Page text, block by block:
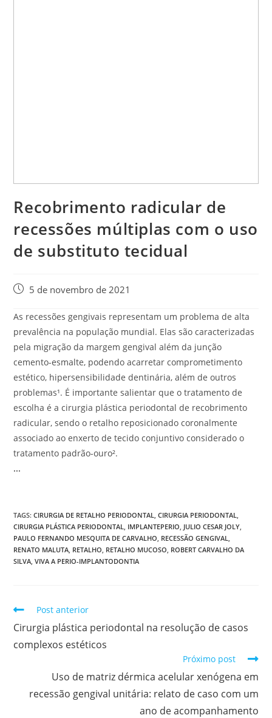
Recobrimento radicular de
recessões múltiplas com o uso
de substituto tecidual
5 de novembro de 2021
As recessões gengivais representam um problema de alta
prevalência na população mundial. Elas são caracterizadas
pela migração da margem gengival além da junção
cemento-esmalte, podendo acarretar comprometimento
estético, hipersensibilidade dentinária, além de outros
problemas¹. É importante salientar que o tratamento de
escolha é a cirurgia plástica periodontal de recobrimento
radicular, sendo o retalho reposicionado coronalmente
associado ao enxerto de tecido conjuntivo considerado o
tratamento padrão-ouro².
...
TAGS:CIRURGIA DE RETALHO PERIODONTAL, CIRURGIA PERIODONTAL,
CIRURGIA PLÁSTICA PERIODONTAL, IMPLANTEPERIO, JULIO CESAR JOLY,
PAULO FERNANDO MESQUITA DE CARVALHO, RECESSÃO GENGIVAL,
RENATO MALUTA, RETALHO, RETALHO MUCOSO, ROBERT CARVALHO DA
SILVA, VIVA A PERIO-IMPLANTODONTIA
Post anterior
Cirurgia plástica periodontal na resolução de casos
complexos estéticos
Próximo post
Uso de matriz dérmica acelular xenógena em
recessão gengival unitária: relato de caso com um
ano de acompanhamento